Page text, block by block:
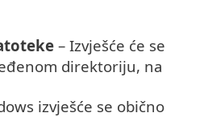
– Izvješće će se
direktoriju, na
izvješće se obično